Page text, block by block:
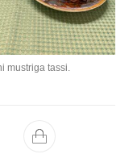
mustriga tassi.